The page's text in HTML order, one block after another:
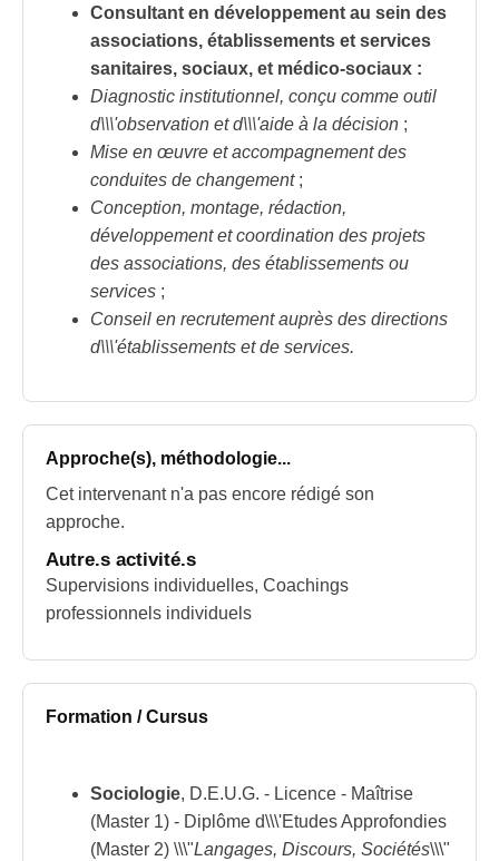
Consultant en développement au sein des
associations, établissements et services
sanitaires, sociaux, et médico-sociaux :
Diagnostic institutionnel, conçu comme outil
d\\\'observation et d\\\'aide à la décision ;
Mise en œuvre et accompagnement des
conduites de changement;
Conception, montage, rédaction,
développement et coordination des projets
des associations, des établissements ou
services ;
Conseil en recrutement auprès des directions
d\\\'établissements et de services.
Approche(s), méthodologie...
Cet intervenant n'a pas encore rédigé son
approche.
Autre.s activité.s
Supervisions individuelles, Coachings
professionnels individuels
Formation / Cursus
Sociologie, D.E.U.G. - Licence - Maîtrise
(Master 1) - Diplôme d\\\'Etudes Approfondies
(Master 2) \\\"Langages, Discours, Sociétés\\\"